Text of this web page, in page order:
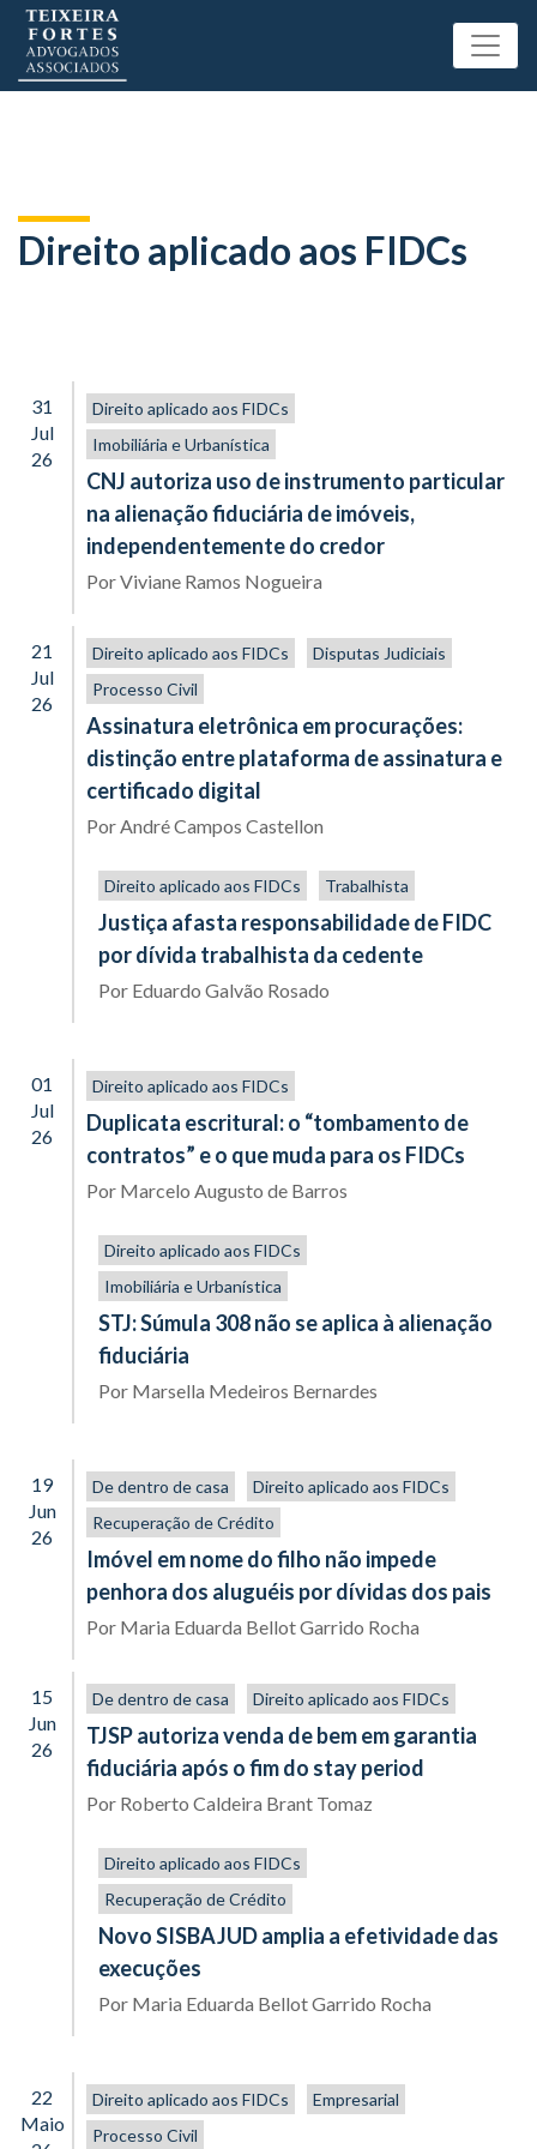
Direito aplicado aos FIDCs
31
Jul
26
Direito aplicado aos FIDCs
Imobiliária e Urbanística
CNJ autoriza uso de instrumento particular
na alienação fiduciária de imóveis,
independentemente do credor
PorViviane Ramos Nogueira
21
Jul
26
Direito aplicado aos FIDCs
Disputas Judiciais
Processo Civil
Assinatura eletrônica em procurações:
distinção entre plataforma de assinatura e
certificado digital
PorAndré Campos Castellon
Direito aplicado aos FIDCs Trabalhista
Justiça afasta responsabilidade de FIDC
por dívida trabalhista da cedente
Por Eduardo Galvão Rosado
01
Jul
26
Direito aplicado aos FIDCs
Duplicata escritural: o “tombamento de
contratos” e o que muda para os FIDCs
Por Marcelo Augusto de Barros
Direito aplicado aos FIDCs
Imobiliária e Urbanística
STJ: Súmula 308 não se aplica à alienação
fiduciária
Por Marsella Medeiros Bernardes
19
Jun
26
De dentro de casa
Direito aplicado aos FIDCs
Recuperação de Crédito
Imóvel em nome do filho não impede
penhora dos aluguéis por dívidas dos pais
Por Maria Eduarda Bellot Garrido Rocha
15
Jun
26
De dentro de casa Direito aplicado aos FIDCs
TJSP autoriza venda de bem em garantia
fiduciária após o fim do stay period
Por Roberto Caldeira Brant Tomaz
Direito aplicado aos FIDCs
Recuperação de Crédito
Novo SISBAJUD amplia a efetividade das
execuções
Por Maria Eduarda Bellot Garrido Rocha
22
Maio
Direito aplicado aos FIDCs
Empresarial
Processo Civil